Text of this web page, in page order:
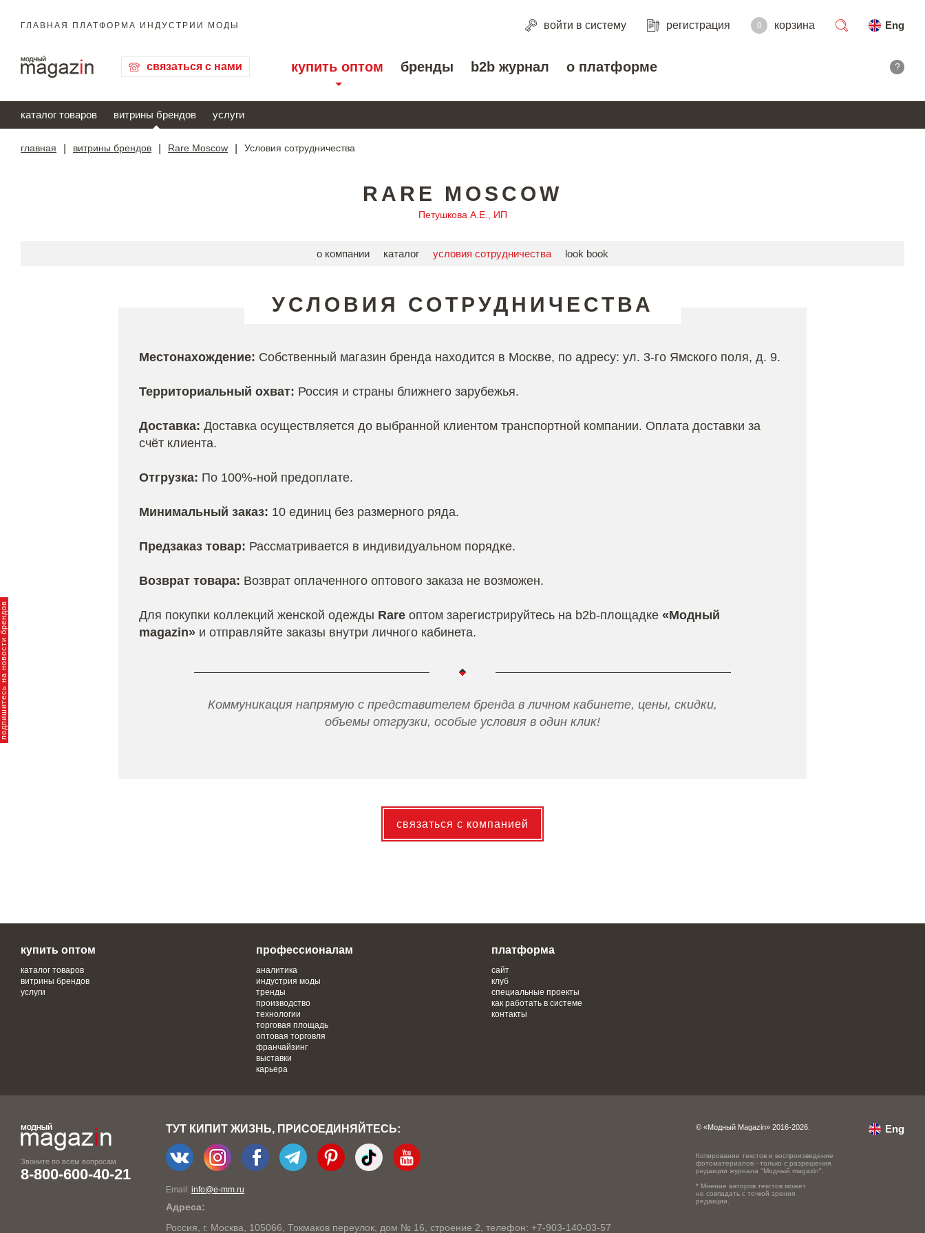
брендов
ГЛАВНАЯ ПЛАТФОРМА ИНДУСТРИИ МОДЫ войти в систему регистрация 0 корзина
Eng
связаться с нами купить оптом бренды b2b журнал о платформе ?
каталог товаров витрины брендов услуги
главная витрины брендов Rare Moscow Условия сотрудничества
RARE MOSCOW
Петушкова А.Е., ИП
о компании каталог условия сотрудничества look book
УСЛОВИЯ СОТРУДНИЧЕСТВА
Местонахождение: Собственный магазин бренда находится в Москве, по адресу: ул. 3-го Ямского поля, д. 9.
Территориальный охват: Россия и страны ближнего зарубежья.
Доставка: Доставка осуществляется до выбранной клиентом транспортной компании. Оплата доставки за
счёт клиента.
Отгрузка: По 100%-ной предоплате.
Минимальный заказ: 10 единиц без размерного ряда.
Предзаказ товар: Рассматривается в индивидуальном порядке.
Возврат товара: Возврат оплаченного оптового заказа не возможен.
Для покупки коллекций женской одежды Rare оптом зарегистрируйтесь на b2b-площадке «Модный
magazin» и отправляйте заказы внутри личного кабинета.
Коммуникация напрямую с представителем бренда в личном кабинете, цены, скидки,
объемы отгрузки, особые условия в один клик!
связаться с компанией
купить оптом
каталог товаров
витрины брендов
услуги
профессионалам
аналитика
индустрия моды
тренды
производство
технологии
торговая площадь
оптовая торговля
франчайзинг
выставки
карьера
платформа
сайт
клуб
специальные проекты
как работать в системе
контакты
Звоните по всем вопросам
8-800-600-40-21
ТУТ КИПИТ ЖИЗНЬ, ПРИСОЕДИНЯЙТЕСЬ:
Email: info@e-mm.ru
Адреса:
Россия, г. Москва, 105066, Токмаков переулок, дом № 16, строение 2, телефон: +7-903-140-03-57
© «Модный Magazin» 2016-2026.
Копирование текстов и воспроизведение
фотоматериалов - только с разрешения
редакции журнала "Модный magazin".
* Мнение авторов текстов может
не совпадать с точкой зрения
редакции.
Eng